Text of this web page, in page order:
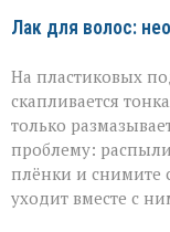
Лак для волос:
На пластиковых
скапливается
только
проблему:
плёнки и снимите
уходит вместе с